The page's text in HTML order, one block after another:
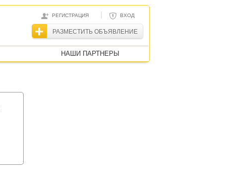
РЕГИСТРАЦИЯ | ВХОД
РАЗМЕСТИТЬ ОБЪЯВЛЕНИЕ
НАШИ ПАРТНЕРЫ